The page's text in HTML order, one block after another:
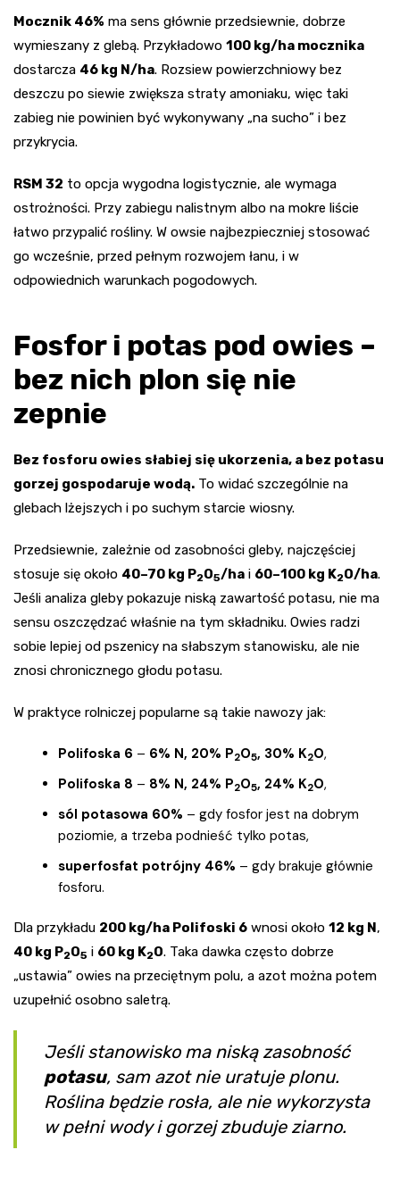
Mocznik 46% ma sens głównie przedsiewnie, dobrze
wymieszany z glebą. Przykładowo 100 kg/ha mocznika
dostarcza 46 kg N/ha. Rozsiew powierzchniowy bez
deszczu po siewie zwiększa straty amoniaku, więc taki
zabieg nie powinien być wykonywany „na sucho” i bez
przykrycia.
RSM 32 to opcja wygodna logistycznie, ale wymaga
ostrożności. Przy zabiegu nalistnym albo na mokre liście
łatwo przypalić rośliny. W owsie najbezpieczniej stosować
go wcześnie, przed pełnym rozwojem łanu, i w
odpowiednich warunkach pogodowych.
Fosfor i potas pod owies –
bez nich plon się nie
zepnie
Bez fosforu owies słabiej się ukorzenia, a bez potasu
gorzej gospodaruje wodą. To widać szczególnie na
glebach lżejszych i po suchym starcie wiosny.
Przedsiewnie, zależnie od zasobności gleby, najczęściej
stosuje się około 40–70 kg P2O5/ha i 60–100 kg K2O/ha.
Jeśli analiza gleby pokazuje niską zawartość potasu, nie ma
sensu oszczędzać właśnie na tym składniku. Owies radzi
sobie lepiej od pszenicy na słabszym stanowisku, ale nie
znosi chronicznego głodu potasu.
W praktyce rolniczej popularne są takie nawozy jak:
Polifoska 6 – 6% N, 20% P2O5, 30% K2O,
Polifoska 8 – 8% N, 24% P2O5, 24% K2O,
sól potasowa 60% – gdy fosfor jest na dobrym
poziomie, a trzeba podnieść tylko potas,
superfosfat potrójny 46% – gdy brakuje głównie
fosforu.
Dla przykładu 200 kg/ha Polifoski 6 wnosi około 12 kg N ,
40 kg P2O5 i 60 kg K2O. Taka dawka często dobrze
„ustawia” owies na przeciętnym polu, a azot można potem
uzupełnić osobno saletrą.
Jeśli stanowisko ma niską zasobność
potasu, sam azot nie uratuje plonu.
Roślina będzie rosła, ale nie wykorzysta
w pełni wody i gorzej zbuduje ziarno.